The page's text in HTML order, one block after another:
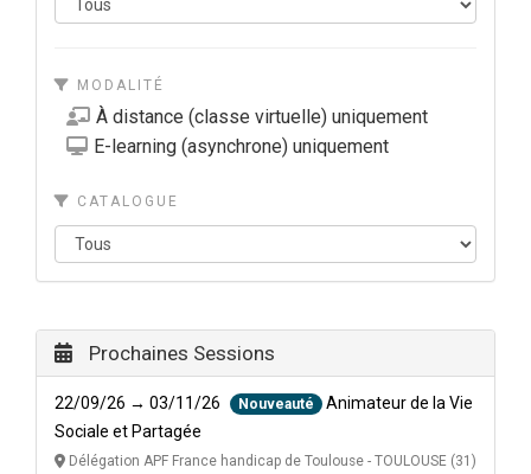
MODALITÉ
À distance (classe virtuelle) uniquement
E-learning (asynchrone) uniquement
CATALOGUE
Prochaines Sessions
22/09/26 → 03/11/26 Nouveauté
Animateur de la Vie
Sociale et Partagée
Délégation APF France handicap de Toulouse - TOULOUSE (31)